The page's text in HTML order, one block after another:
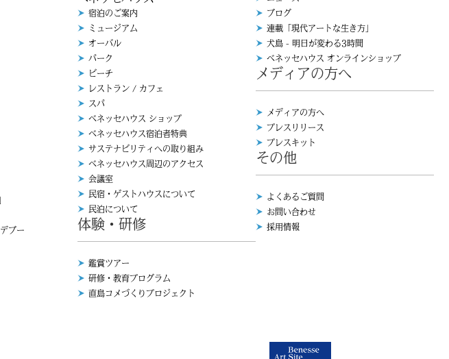
ブー
宿泊のご案内
ミュージアム
オーバル
パーク
ビーチ
レストラン / カフェ
スパ
ベネッセハウス ショップ
ベネッセハウス宿泊者特典
サステナビリティへの取り組み
ベネッセハウス周辺のアクセス
会議室
民宿・ゲストハウスについて
民泊について
体験・研修
鑑賞ツアー
研修・教育プログラム
直島コメづくりプロジェクト
ブログ
連載「現代アートな生き方」
犬島 - 明日が変わる3時間
ベネッセハウス オンラインショップ
メディアの方へ
メディアの方へ
プレスリリース
プレスキット
その他
よくあるご質問
お問い合わせ
採用情報